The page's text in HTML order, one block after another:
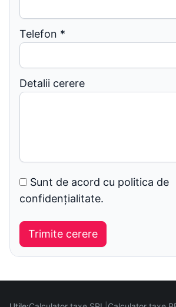
Telefon *
Detalii cerere
Sunt de acord cu politica de
confidențialitate.